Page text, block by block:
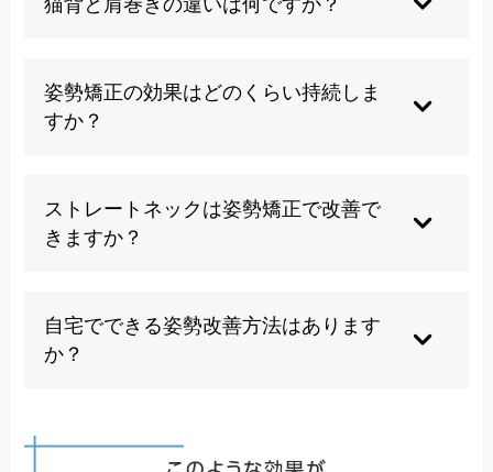
猫背と肩巻きの違いは何ですか？
前に出て内側に入り込む状態です。巻き肩も猫背
の一種として考えられ、多くの場合併発していま
す。
姿勢矯正の効果はどのくらい持続しま
すか？
適切な回数の施術と日常生活での意識により長期
的な改善が期待できます。
ストレートネックは姿勢矯正で改善で
きますか？
悪さが主な原因のため、骨格のバランスを整える
ことで根本的な改善を進めることができます。
自宅でできる姿勢改善方法はあります
か？
ク、簡単なストレッチなどがありますが、根本改
善には専門的な施術が効果的です。